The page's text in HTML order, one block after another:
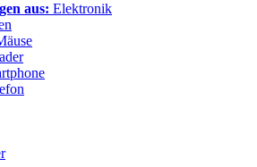
aus: Elektronik